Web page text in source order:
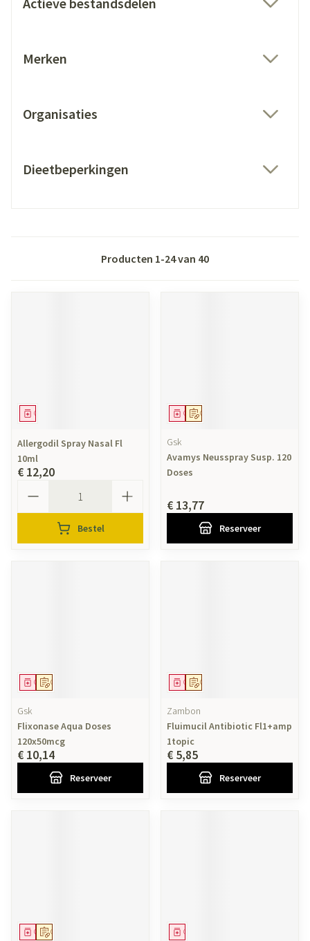
Merken
Organisaties
Dieetbeperkingen
Producten 1-24van 40
Geneesmiddel
Allergodil Spray Nasal Fl
10ml
€ 12,20
Bestel
Op voorschrift
Geneesmiddel
Gsk
Avamys Neusspray Susp. 120
Doses
€ 13,77
Reserveer
Op voorschrift
Geneesmiddel
Gsk
Flixonase Aqua Doses
120x50mcg
€ 10,14
Reserveer
Op voorschrift
Geneesmiddel
Zambon
Fluimucil Antibiotic Fl1+amp
1topic
€ 5,85
Reserveer
Op voorschrift
Geneesmiddel Geneesmiddel